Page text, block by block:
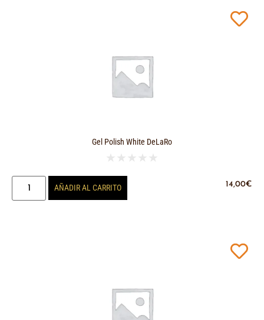
Gel Polish White DeLaRo
★ ★ ★ ★ ★
14,00€
AÑADIR AL CARRITO